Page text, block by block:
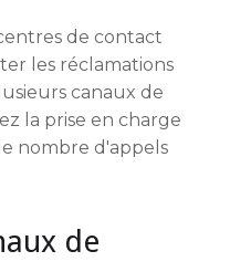
de contact
les réclamations
canaux de
la prise en charge
nombre d'appels
de